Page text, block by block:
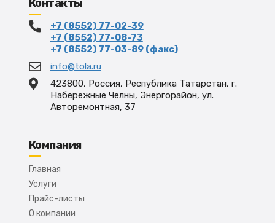
Контакты
+7 (8552) 77-02-39
+7 (8552) 77-08-73
+7 (8552) 77-03-89 (факс)
info@tola.ru
423800, Россия, Республика Татарстан, г.
Набережные Челны, Энергорайон, ул.
Авторемонтная, 37
Компания
Главная
Услуги
Прайс-листы
О компании